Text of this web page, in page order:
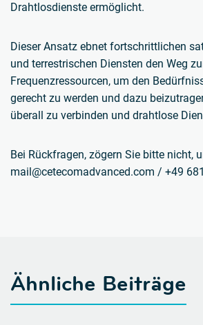
Drahtlosdienste ermöglicht.
Dieser Ansatz ebnet fortschrittlichen
und terrestrischen Diensten den Weg
Frequenzressourcen, um den
gerecht zu werden und dazu
überall zu verbinden und drahtlose
Bei Rückfragen, zögern Sie bitte nicht,
mail@cetecomadvanced.com / +49
Ähnliche Beiträge